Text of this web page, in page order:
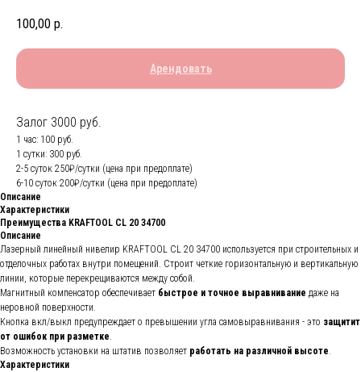
100,00 р.
Арендовать
Залог 3000 руб.
1 час: 100 руб.
1 сутки: 300 руб.
2-5 суток 250₽/сутки (цена при предоплате)
6-10 суток 200₽/сутки (цена при предоплате)
Описание
Характеристики
Преимущества KRAFTOOL CL 20 34700
Описание
Лазерный линейный нивелир KRAFTOOL CL 20 34700 используется при строительных и
отделочных работах внутри помещений. Строит четкие горизонтальную и вертикальную
линии, которые перекрещиваются между собой.
Магнитный компенсатор обеспечивает быстрое и точное выравнивание даже на
неровной поверхности.
Кнопка вкл/выкл предупреждает о превышении угла самовыравнивания - это защитит
от ошибок при разметке.
Возможность установки на штатив позволяет работать на различной высоте.
Характеристики